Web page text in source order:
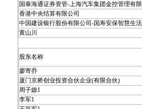
国泰海通证券资管-上海汽车集团金控管理有
香港中央结算有限公司
中国建设银行股份有限公司-国寿安保智慧生
黄山川
股东名称
廖寄乔
厦门京桥创业投资合伙企业(有限合伙)
周子嫄1
李军1